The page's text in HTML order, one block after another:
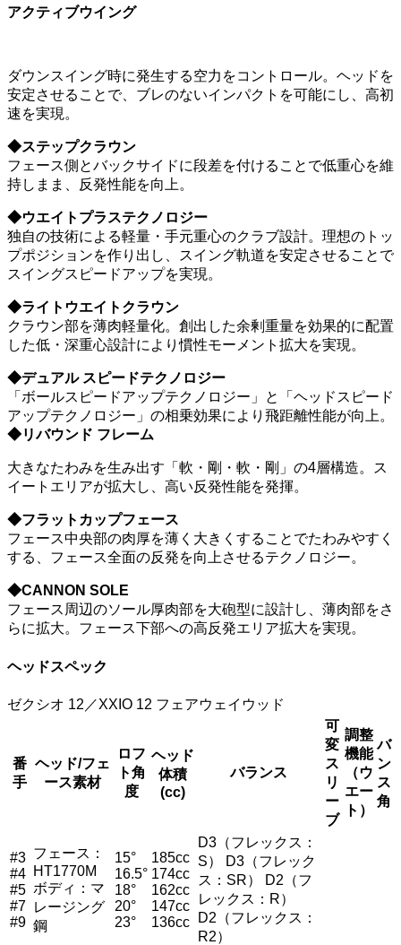
アクティブウイング
ダウンスイング時に発生する空力をコントロール。ヘッドを
安定させることで、ブレのないインパクトを可能にし、高初
速を実現。
◆ステップクラウン
フェース側とバックサイドに段差を付けることで低重心を維
持しまま、反発性能を向上。
◆ウエイトプラステクノロジー
独自の技術による軽量・手元重心のクラブ設計。理想のトッ
プポジションを作り出し、スイング軌道を安定させることで
スイングスピードアップを実現。
◆ライトウエイトクラウン
クラウン部を薄肉軽量化。創出した余剰重量を効果的に配置
した低・深重心設計により慣性モーメント拡大を実現。
◆デュアル スピードテクノロジー
「ボールスピードアップテクノロジー」と「ヘッドスピード
アップテクノロジー」の相乗効果により飛距離性能が向上。
◆リバウンド フレーム
大きなたわみを生み出す「軟・剛・軟・剛」の4層構造。ス
イートエリアが拡大し、高い反発性能を発揮。
◆フラットカップフェース
フェース中央部の肉厚を薄く大きくすることでたわみやすく
する、フェース全面の反発を向上させるテクノロジー。
◆CANNON SOLE
フェース周辺のソール厚肉部を大砲型に設計し、薄肉部をさ
らに拡大。フェース下部への高反発エリア拡大を実現。
ヘッドスペック
ゼクシオ 12／XXIO 12 フェアウェイウッド
番
手
ヘッド/フェ
ース素材
ロフ
ト角
度
ヘッド
体積
(cc)
バランス
可
変
ス
リ
ー
ブ
調整
機能
（ウ
エー
ト）
バ
ン
ス
角
#3
#4
#5
#7
#9
フェース：
HT1770M
ボディ：マ
レージング
鋼
15°
16.5°
18°
20°
23°
185cc
174cc
162cc
147cc
136cc
D3（フレックス：
S） D3（フレック
ス：SR） D2（フ
レックス：R）
D2（フレックス：
R2）